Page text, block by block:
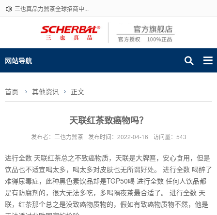
三也真品力鼎茶全球招商中...
网站导航
首页 其他资讯 正文
天联红茶致癌物吗？
发布者：三也力鼎茶 发布时间：2022-04-16 访问量：543
进行全数 天联红茶总之不致癌物质，天联是大牌匾，安心食用，但是
饮品也不适宜喝太多，喝太多对皮肤也无所谓好处。 进行全数 喝醉了
难得尿毒症，此种黑色素饮品却是TGP50喝 进行全数 任何人饮品都
是有防腐剂的，很大无法多吃，多喝隔夜茶最合适了。 进行全数 天
联，红茶那个总之是没致癌物质物的，假如有致癌物质物不然，他是